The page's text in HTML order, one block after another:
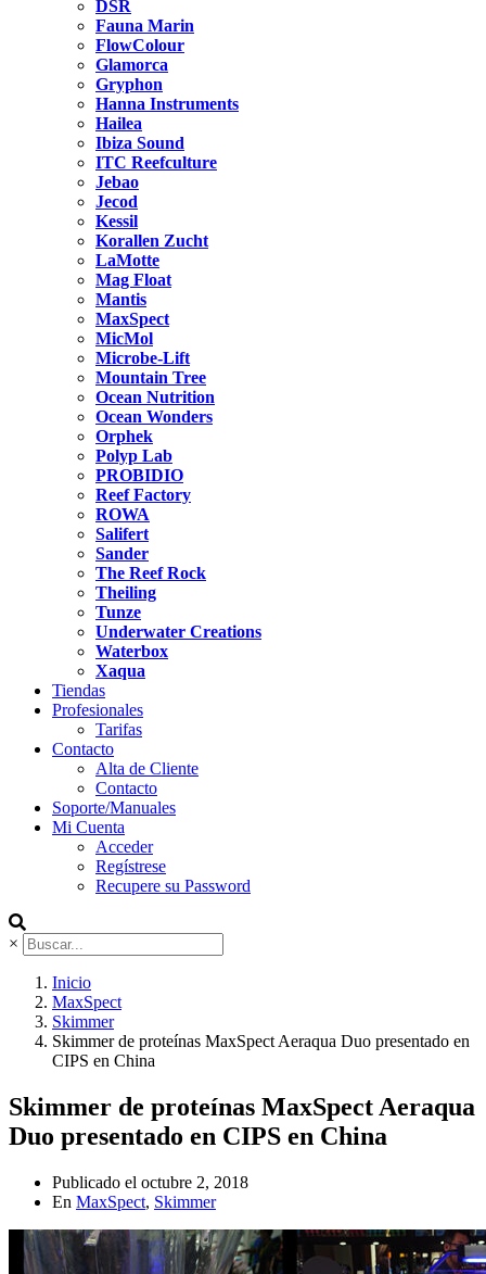
DSR
Fauna Marin
FlowColour
Glamorca
Gryphon
Hanna Instruments
Hailea
Ibiza Sound
ITC Reefculture
Jebao
Jecod
Kessil
Korallen Zucht
LaMotte
Mag Float
Mantis
MaxSpect
MicMol
Microbe-Lift
Mountain Tree
Ocean Nutrition
Ocean Wonders
Orphek
Polyp Lab
PROBIDIO
Reef Factory
ROWA
Salifert
Sander
The Reef Rock
Theiling
Tunze
Underwater Creations
Waterbox
Xaqua
Tiendas
Profesionales
Tarifas
Contacto
Alta de Cliente
Contacto
Soporte/Manuales
Mi Cuenta
Acceder
Regístrese
Recupere su Password
×
Inicio
MaxSpect
Skimmer
Skimmer de proteínas MaxSpect Aeraqua Duo presentado en
CIPS en China
Skimmer de proteínas MaxSpect Aeraqua
Duo presentado en CIPS en China
Publicado el octubre 2, 2018
En MaxSpect, Skimmer